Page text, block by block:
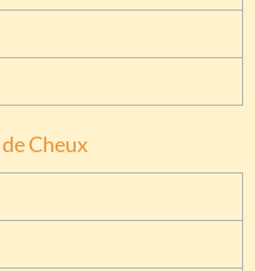
Cheux